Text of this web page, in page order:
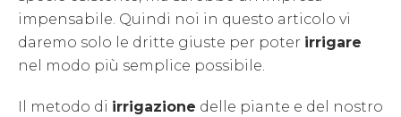
impensabile. Quindi noi in questo articolo vi
daremo solo le dritte giuste per poter irrigare
nel modo più semplice possibile.
Il metodo di irrigazione delle piante e del nostro